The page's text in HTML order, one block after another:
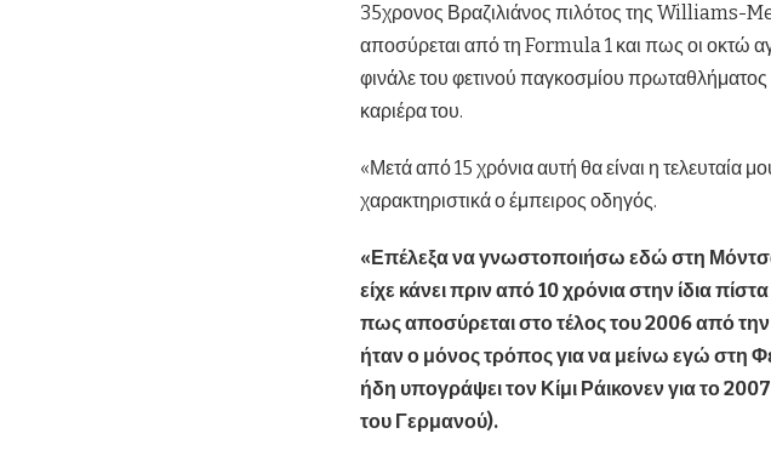
35χρονος Βραζιλιάνος πιλότος της Williams-
αποσύρεται από τη Formula 1 και πως οι οκτώ
φινάλε του φετινού παγκοσμίου πρωταθλήματος
καριέρα του.
«Μετά από 15 χρόνια αυτή θα είναι η τελευταία
χαρακτηριστικά ο έμπειρος οδηγός.
«Επέλεξα να γνωστοποιήσω εδώ στη Μόντσα
είχε κάνει πριν από 10 χρόνια στην ίδια
πως αποσύρεται στο τέλος του 2006 από
ήταν ο μόνος τρόπος για να μείνω εγώ στη
ήδη υπογράψει τον Κίμι Ράικονεν για το
του Γερμανού).